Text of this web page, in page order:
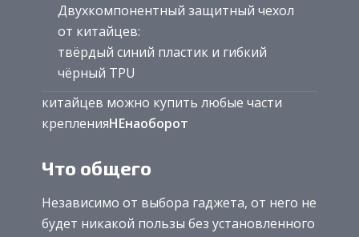
Двухкомпонентный защитный чехол
от китайцев:
твёрдый синий пластик и гибкий
чёрный TPU
китайцев можно купить любые части
крепленияНЕнаоборот
Что общего
Независимо от выбора гаджета, от него не
будет никакой пользы без установленного